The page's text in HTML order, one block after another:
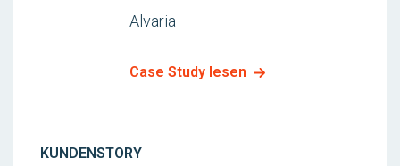
Alvaria
Case Study lesen
KUNDENSTORY